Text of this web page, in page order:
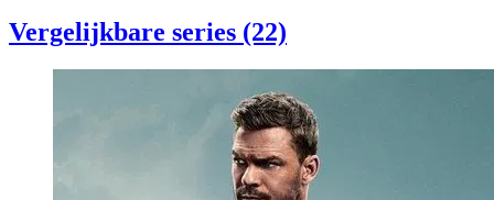
Vergelijkbare series (22)